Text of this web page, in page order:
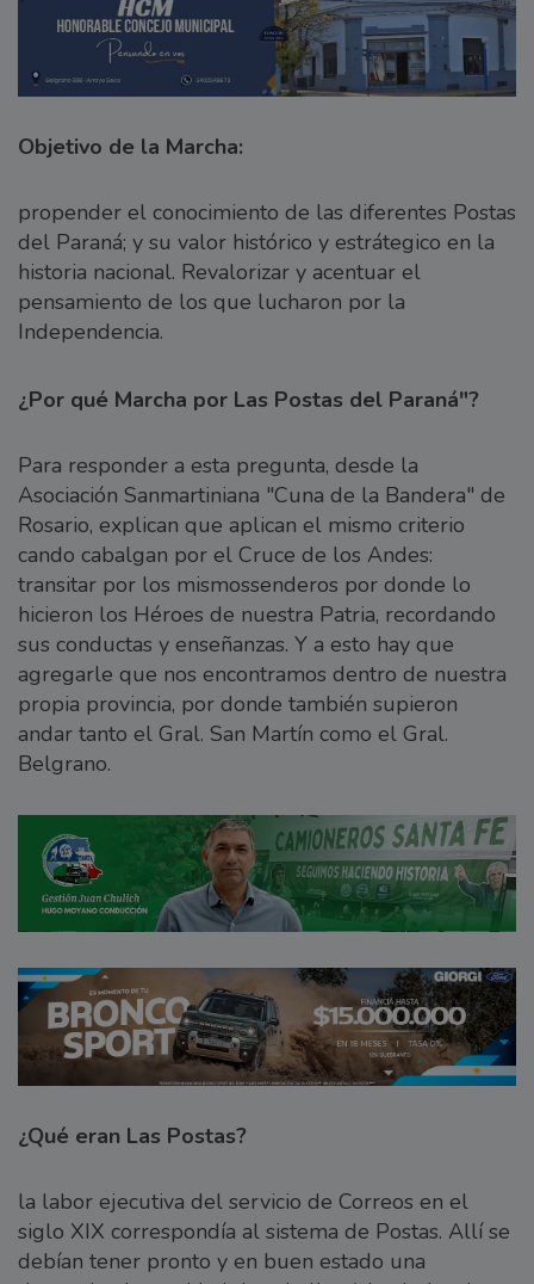
Objetivo de la Marcha:
propender el conocimiento de las diferentes Postas
del Paraná; y su valor histórico y estrátegico en la
historia nacional. Revalorizar y acentuar el
pensamiento de los que lucharon por la
Independencia.
¿Por qué Marcha por Las Postas del Paraná"?
Para responder a esta pregunta, desde la
Asociación Sanmartiniana "Cuna de la Bandera" de
Rosario, explican que aplican el mismo criterio
cando cabalgan por el Cruce de los Andes:
transitar por los mismossenderos por donde lo
hicieron los Héroes de nuestra Patria, recordando
sus conductas y enseñanzas. Y a esto hay que
agregarle que nos encontramos dentro de nuestra
propia provincia, por donde también supieron
andar tanto el Gral. San Martín como el Gral.
Belgrano.
¿Qué eran Las Postas?
la labor ejecutiva del servicio de Correos en el
siglo XIX correspondía al sistema de Postas. Allí se
debían tener pronto y en buen estado una